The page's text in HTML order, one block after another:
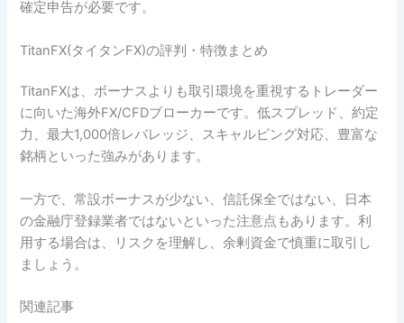
確定申告が必要です。
TitanFX(タイタンFX)の評判・特徴まとめ
TitanFXは、ボーナスよりも取引環境を重視するトレーダー
に向いた海外FX/CFDブローカーです。低スプレッド、約定
力、最大1,000倍レバレッジ、スキャルピング対応、豊富な
銘柄といった強みがあります。
一方で、常設ボーナスが少ない、信託保全ではない、日本
の金融庁登録業者ではないといった注意点もあります。利
用する場合は、リスクを理解し、余剰資金で慎重に取引し
ましょう。
関連記事